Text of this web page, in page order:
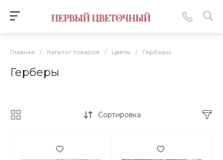
Главная / Каталог товаров / Цветы / Герберы
Герберы
Сортировка